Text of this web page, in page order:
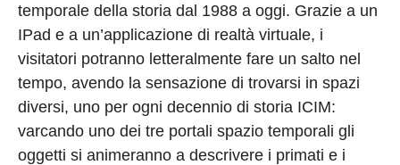
temporale della storia dal 1988 a oggi. Grazie a un
IPad e a un’applicazione di realtà virtuale, i
visitatori potranno letteralmente fare un salto nel
tempo, avendo la sensazione di trovarsi in spazi
diversi, uno per ogni decennio di storia ICIM:
varcando uno dei tre portali spazio temporali gli
oggetti si animeranno a descrivere i primati e i